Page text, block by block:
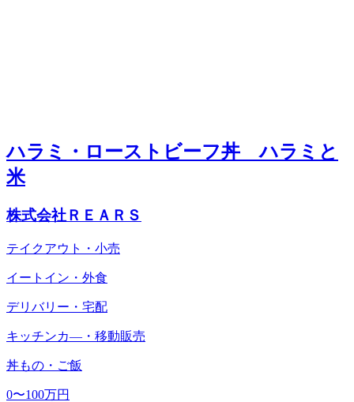
ハラミ・ローストビーフ丼 ハラミと
米
株式会社ＲＥＡＲＳ
テイクアウト・小売
イートイン・外食
デリバリー・宅配
キッチンカ―・移動販売
丼もの・ご飯
0〜100万円